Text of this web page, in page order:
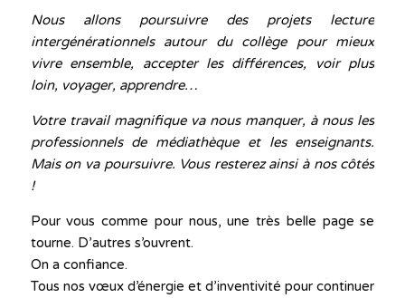
Nous allons poursuivre des projets lecture
intergénérationnels autour du collège pour mieux
vivre ensemble, accepter les différences, voir plus
loin, voyager, apprendre…
Votre travail magnifique va nous manquer, à nous les
professionnels de médiathèque et les enseignants.
Mais on va poursuivre. Vous resterez ainsi à nos côtés
!
Pour vous comme pour nous, une très belle page se
tourne. D’autres s’ouvrent.
On a confiance.
Tous nos vœux d’énergie et d’inventivité pour continuer